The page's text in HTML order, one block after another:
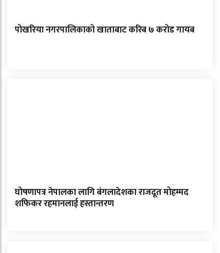
पोखरिया नगरपालिकाको खाताबाट करिब ७ करोड गायब
घोषणापत्र नेपालका लागि बंगलादेशका राजदूत मोहम्मद
शफिकर रहमानलाई हस्तान्तरण